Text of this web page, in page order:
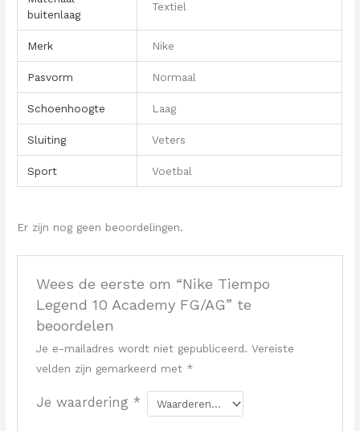
buitenlaag
Textiel
Merk Nike
Pasvorm Normaal
Schoenhoogte Laag
Sluiting Veters
Sport Voetbal
Er zijn nog geen beoordelingen.
Wees de eerste om “Nike Tiempo
Legend 10 Academy FG/AG” te
beoordelen
Je e-mailadres wordt niet gepubliceerd. Vereiste
velden zijn gemarkeerd met *
Je waardering *